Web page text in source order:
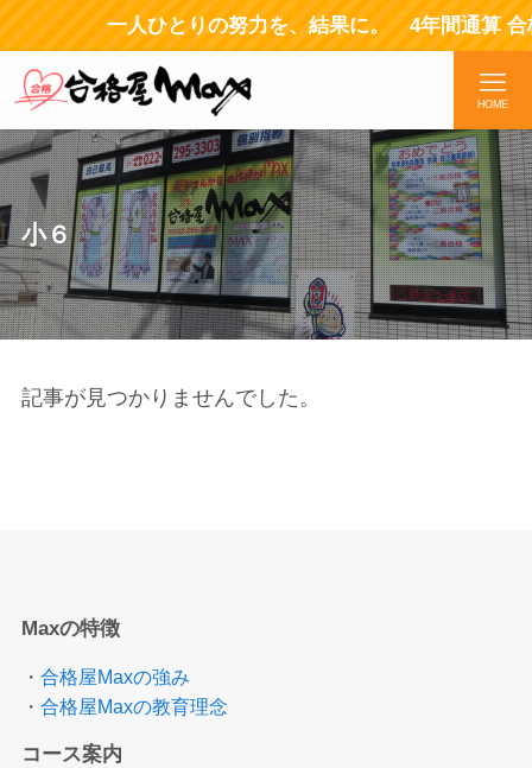
一人ひとりの努力を、結果に。 4年間通算
HOME
小６
記事が見つかりませんでした。
Maxの特徴
・ 合格屋Maxの強み
・ 合格屋Maxの教育理念
コース案内